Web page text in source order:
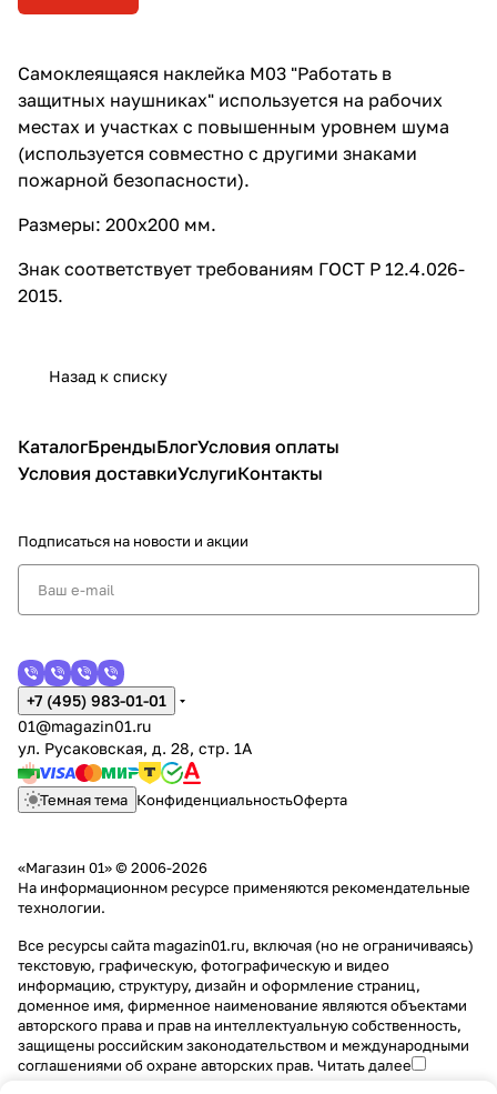
Самоклеящаяся наклейка M03 "Работать в
защитных наушниках" используется на рабочих
местах и участках с повышенным уровнем шума
(используется совместно с другими знаками
пожарной безопасности).
Размеры: 200х200 мм.
Знак соответствует требованиям ГОСТ Р 12.4.026-
2015.
Назад к списку
КаталогБрендыБлогУсловия оплаты
Условия доставкиУслугиКонтакты
Подписаться на новости и акции
+7 (495) 983-01-01
01@magazin01.ru
ул. Русаковская, д. 28, стр. 1А
Темная тема КонфиденциальностьОферта
«Магазин 01» © 2006-2026
На информационном ресурсе применяются рекомендательные
технологии.
Все ресурсы сайта magazin01.ru, включая (но не ограничиваясь)
текстовую, графическую, фотографическую и видео
информацию, структуру, дизайн и оформление страниц,
доменное имя, фирменное наименование являются объектами
авторского права и прав на интеллектуальную собственность,
защищены российским законодательством и международными
соглашениями об охране авторских прав. Читать далее